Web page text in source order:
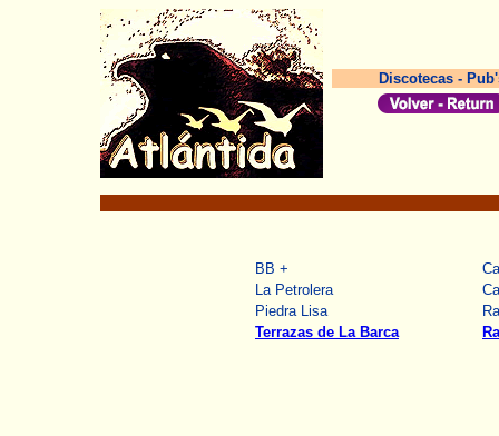
BB +
La Petrolera
Piedra Lisa
Terrazas de La Barca
Discotecas -